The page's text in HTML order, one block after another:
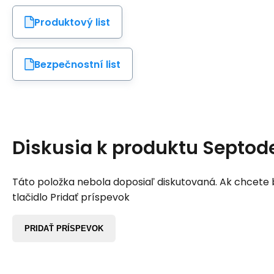
Produktový list
Bezpečnostní list
Diskusia k produktu
Táto položka nebola doposiaľ diskutovaná. Ak chcete
tlačidlo Pridať príspevok
PRIDAŤ PRÍSPEVOK